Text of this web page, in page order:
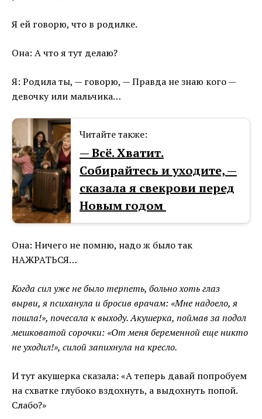
Я ей говорю, что в родилке.
Она: А что я тут делаю?
Я: Родила ты, — говорю, — Правда не знаю кого —
девочку или мальчика…
Читайте также:
— Всё. Хватит.
Собирайтесь и уходите, —
сказала я свекрови перед
Новым годом
Она: Ничего не помню, надо ж было так
НАЖРАТЬСЯ…
Когда сил уже не было терпеть, больно хоть глаз
вырви, я психанула и бросив врачам: «Мне надоело, я
пошла!», почесала к выходу. Акушерка, поймав за подол
мешковатой сорочки: «От меня беременной еще никто
не уходил!», силой запихнула на кресло.
И тут акушерка сказала: «А теперь давай попробуем
на схватке глубоко вздохнуть, а выдохнуть попой.
Слабо?»